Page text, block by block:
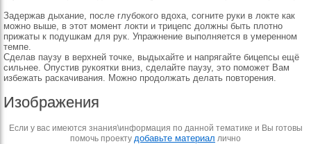
Задержав дыхание, после глубокого вдоха, согните руки в локте как
можно выше, в этот момент локти и трицепс должны быть плотно
прижаты к подушкам для рук. Упражнение выполняется в умеренном
темпе.
Сделав паузу в верхней точке, выдыхайте и напрягайте бицепсы ещё
сильнее. Опустив рукоятки вниз, сделайте паузу, это поможет Вам
избежать раскачивания. Можно продолжать делать повторения.
Изображения
Если у вас имеются знания\информация по данной тематике и Вы готовы
помочь проекту добавьте материал лично